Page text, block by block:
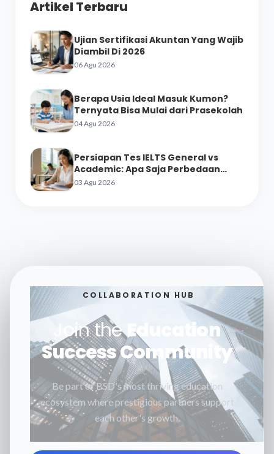
Artikel Terbaru
Ujian Sertifikasi Akuntan Yang Wajib
Diambil Di 2026
06 Agu 2026
Berapa Usia Ideal Masuk Kumon?
Ternyata Bisa Mulai dari Prasekolah
04 Agu 2026
Persiapan Tes IELTS General vs
Academic: Apa Saja Perbedaan
Materinya?
03 Agu 2026
COLLABORATION HUB
Join theEducation
Success Community
Be part of BSD's most thriving education
ecosystem where prestigious partners support
each other's growth.